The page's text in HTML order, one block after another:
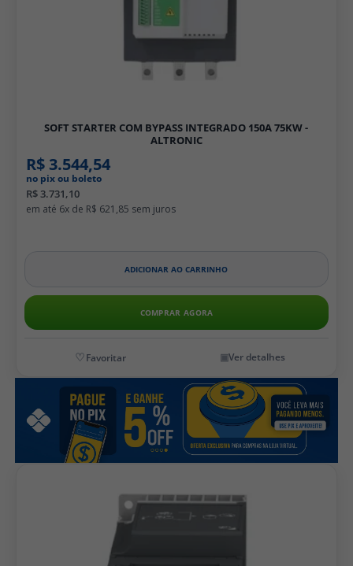
SOFT STARTER COM BYPASS INTEGRADO 150A 75KW -
ALTRONIC
R$ 3.544,54
no pix ou boleto
R$ 3.731,10
6x de R$ 621,85
ADICIONAR AO CARRINHO
COMPRAR AGORA
Ver detalhes